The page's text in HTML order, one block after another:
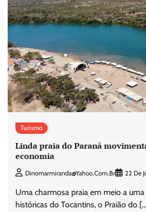
Turismo
Linda praia do Paranã
economia
Dinomarmiranda@yahoo.com.br 22 De
Uma charmosa praia em meio a uma
históricas do Tocantins, o Praião do